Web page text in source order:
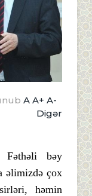
A A+ A-
Digər
Fəthəli bəy
əlimizdə çox
həmin